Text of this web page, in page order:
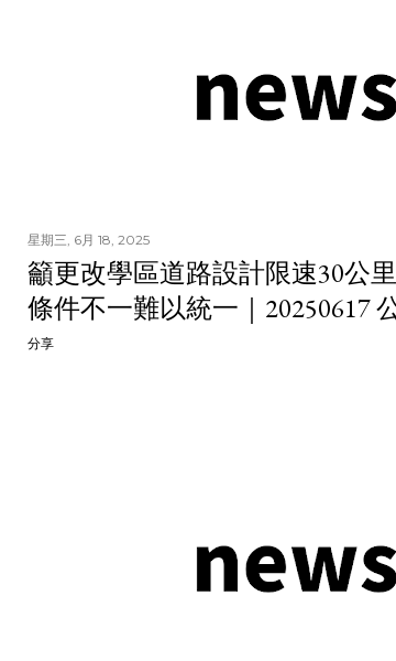
星期三, 6月 18, 2025
籲更改學區道路設計限速30公
條件不一難以統一｜20250617
分享